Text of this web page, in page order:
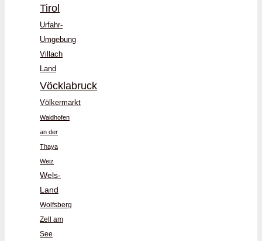
Tirol
Urfahr-
Umgebung
Villach
Land
Vöcklabruck
Völkermarkt
Waidhofen
an der
Thaya
Weiz
Wels-
Land
Wolfsberg
Zell am
See